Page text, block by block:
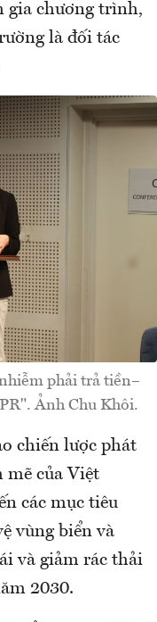
gia chương trình,
là đối tác
phải trả tiền–
Ảnh Chu Khôi.
chiến lược phát
mẽ của Việt
các mục tiêu
vùng biển và
và giảm rác thải
2030.